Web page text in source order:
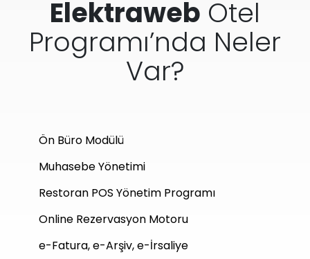
Elektraweb Otel
Programı’nda Neler
Var?
Ön Büro Modülü
Muhasebe Yönetimi
Restoran POS Yönetim Programı
Online Rezervasyon Motoru
e-Fatura, e-Arşiv, e-İrsaliye